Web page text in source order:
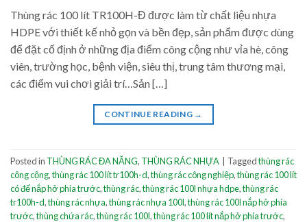
Thùng rác 100 lít TR100H-Đ được làm từ chất liệu nhựa
HDPE với thiết kế nhỏ gọn và bền đẹp, sản phẩm được dùng
để đặt cố định ở những địa điểm công cộng như vỉa hè, công
viên, trường học, bệnh viện, siêu thị, trung tâm thương mại,
các điểm vui chơi giải trí…Sản […]
CONTINUE READING →
Posted in THÙNG RÁC ĐA NĂNG, THÙNG RÁC NHỰA Taggedthùng rác
công cộng,thùng rác 100 lít tr100h-d,thùng rác công nghiệp,thùng rác 100 lít
có đế nắp hở phía trước,thùng rác,thùng rác 100l nhựa hdpe,thùng rác
tr100h-d,thùng rác nhựa,thùng rác nhựa 100l,thùng rác 100l nắp hở phía
trước,thùng chứa rác,thùng rác 100l,thùng rác 100 lít nắp hở phía trước,